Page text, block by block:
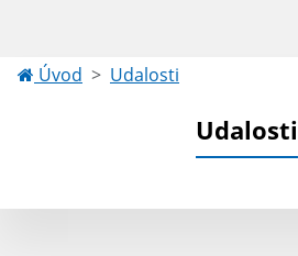
Úvod Udalosti
Udalosti